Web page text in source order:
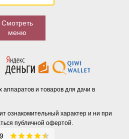
Смотреть
меню
и товаров для дачи в
ознакомительный характер и ни при
публичной офертой.